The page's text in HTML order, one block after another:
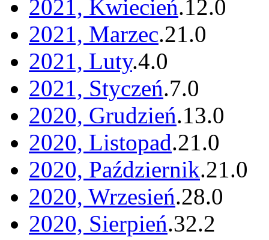
2021, Kwiecień.12.0
2021, Marzec.21.0
2021, Luty.4.0
2021, Styczeń.7.0
2020, Grudzień.13.0
2020, Listopad.21.0
2020, Październik.21.0
2020, Wrzesień.28.0
2020, Sierpień.32.2